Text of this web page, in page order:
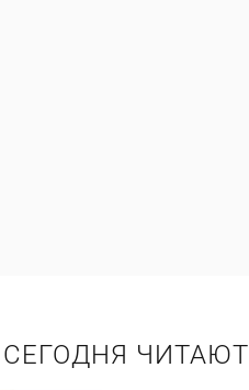
СЕГОДНЯ ЧИТАЮТ